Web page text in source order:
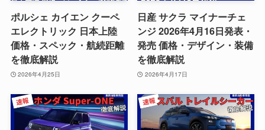
ポルシェ カイエン クーペ
エレクトリック 日本上陸
価格・スペック・航続距離
を徹底解説
2026年4月25日
日産 サクラ マイナーチェ
ンジ 2026年4月16日発表・
発売 価格・デザイン・装備
を徹底解説
2026年4月17日